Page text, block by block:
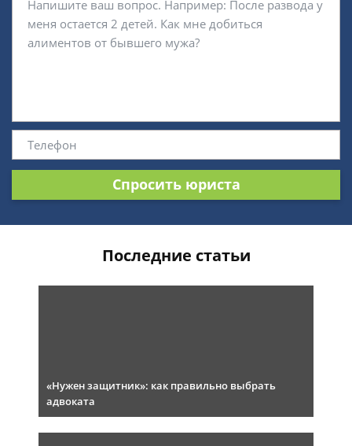
Спросить юриста
Последние статьи
«Нужен защитник»: как правильно выбрать
адвоката